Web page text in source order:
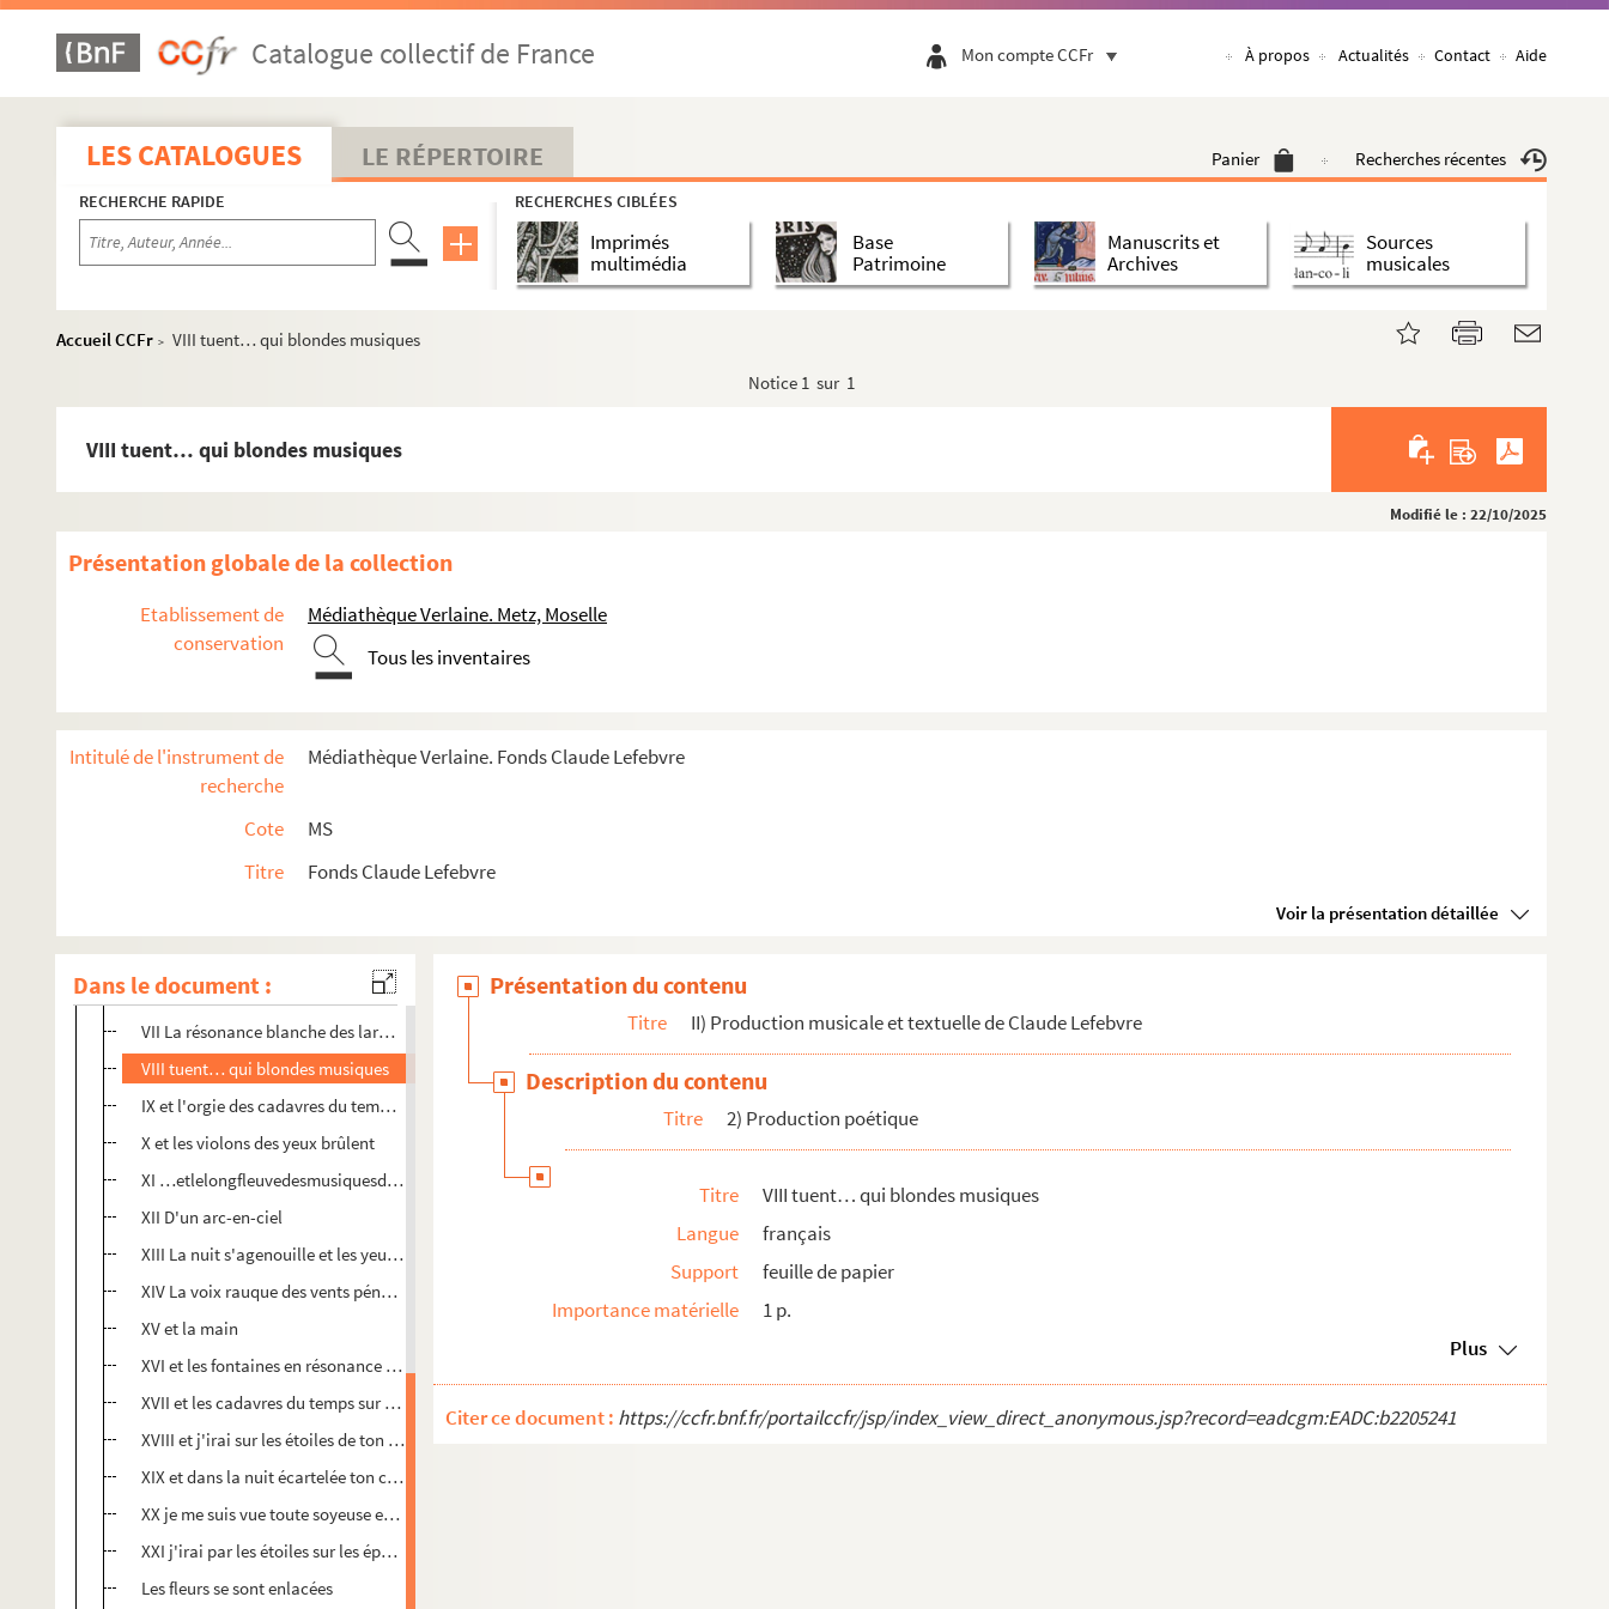
Catalogue collectif de France Mon compte CCFr À propos Actualités Contact Aide
LES CATALOGUES LE RÉPERTOIRE Panier Recherches récentes
RECHERCHE RAPIDE RECHERCHES CIBLÉES
Imprimés
multimédia
Base
Patrimoine
Manuscrits et
Archives
Sources
musicales
Accueil CCFr > VIII tuent… qui blondes musiques
Notice 1 sur 1
VIII tuent… qui blondes musiques
Modifié le : 22/10/2025
Présentation globale de la collection
Etablissement de
conservation
Médiathèque Verlaine. Metz, Moselle
Tous les inventaires
Intitulé de l'instrument de
recherche
Médiathèque Verlaine. Fonds Claude Lefebvre
Cote
MS
Titre
Fonds Claude Lefebvre
Voir la présentation détaillée
Dans le document :
I) Correspondance
2) Production poétique
Le virage des virages
Le long glissando des chairs à musiques
Elle tourne tourne comme une folle
Les vins immémoriaux
Vision
III L'esprit s'envole sur les cascades du plaisir
V Le soleil pénètre la source duveteuse qui frémit
VI Le flot lent des images du sourire pervers de la nuit
VII La résonance blanche des larmes
VIII tuent… qui blondes musiques
IX et l'orgie des cadavres du temps des musiques assassines
X et les violons des yeux brûlent
XI …etlelongfleuvedesmusiquesdormeuses
XII D'un arc-en-ciel
XIII La nuit s'agenouille et les yeux de la terre brûlent
XIV La voix rauque des vents pénètre les têtes des dieux
XV et la main
XVI et les fontaines en résonance de caresses blondes
XVII et les cadavres du temps sur l'harmonique tremblée
XVIII et j'irai sur les étoiles de ton chant
XIX et dans la nuit écartelée ton corps flambe comme un cri
XX je me suis vue toute soyeuse et nue dans une fosse
XXI j'irai par les étoiles sur les épaules du temps
Les fleurs se sont enlacées
Présentation du contenu
Titre II) Production musicale et textuelle de Claude Lefebvre
Description du contenu
Titre 2) Production poétique
Titre
VIII tuent… qui blondes musiques
Langue
français
Support
feuille de papier
Importance matérielle
1 p.
Plus
Citer ce document : https://ccfr.bnf.fr/portailccfr/jsp/index_view_direct_anonymous.jsp?record=eadcgm:EADC:b2205241